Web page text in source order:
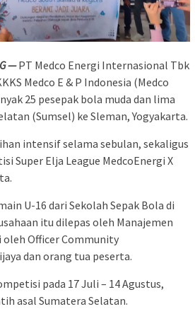
—PT Medco Energi Internasional Tbk
Medco E & P Indonesia (Medco
25 pesepak bola muda dan lima
(Sumsel) ke Sleman, Yogyakarta.
intensif selama sebulan, sekaligus
Super Elja League MedcoEnergi X
U-16 dari Sekolah Sepak Bola di
itu dilepas oleh Manajemen
oleh Officer Community
dan orang tua peserta.
pada 17 Juli – 14 Agustus,
asal Sumatera Selatan.